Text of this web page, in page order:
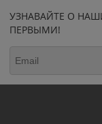
УЗНАВАЙТЕ О
ПЕРВЫМИ!